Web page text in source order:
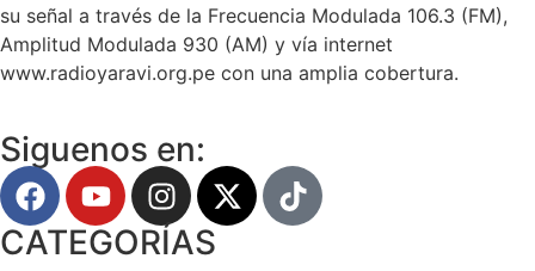
su señal a través de la Frecuencia Modulada 106.3 (FM),
Amplitud Modulada 930 (AM) y vía internet
www.radioyaravi.org.pe con una amplia cobertura.
Siguenos en:
CATEGORÍAS